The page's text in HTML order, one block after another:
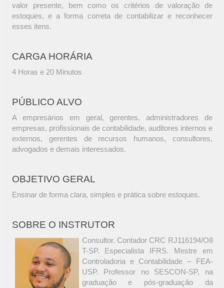
valor presente, bem como os critérios de valoração de
estoques, e a forma correta de contabilizar e reconhecer
esses itens.
CARGA HORÁRIA
4 Horas e 20 Minutos
PÚBLICO ALVO
A empresários em geral, gerentes, administradores de
empresas, profissionais de contabilidade, auditores internos e
externos, gerentes de recursos humanos, consultores,
advogados e demais interessados.
OBJETIVO GERAL
Ensinar de forma clara, simples e prática sobre estoques.
SOBRE O INSTRUTOR
Consultor. Contador CRC RJ116194/O8
T-SP. Especialista IFRS. Mestre em
Controladoria e Contabilidade – FEA-
USP. Professor no SESCON-SP, na
graduação e pós-graduação da